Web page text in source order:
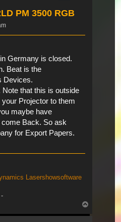
PM 3500 RGB
Germany is closed.
Beat is the
Devices.
that this is outside
Projector to them
maybe have
Back. So ask
for Export Papers.
Lasershowsoftware